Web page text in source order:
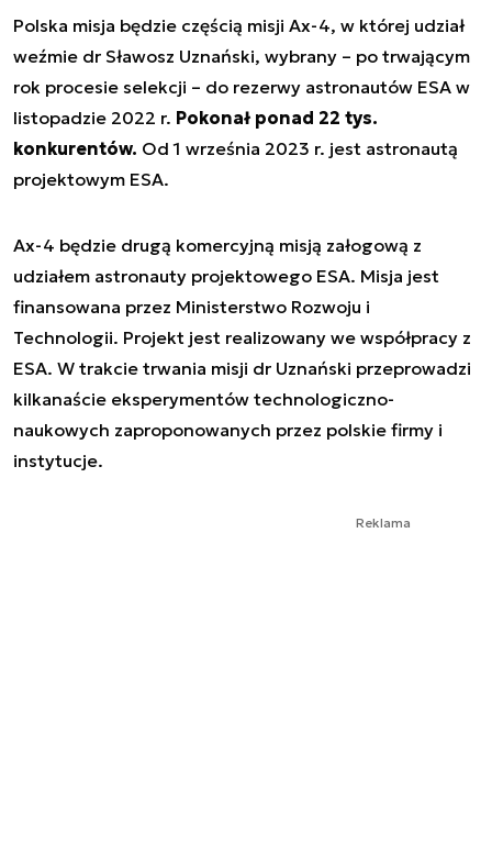
Polska misja będzie częścią misji Ax-4, w której udział
weźmie dr Sławosz Uznański, wybrany – po trwającym
rok procesie selekcji – do rezerwy astronautów ESA w
listopadzie 2022 r. Pokonał ponad 22 tys.
konkurentów. Od 1 września 2023 r. jest astronautą
projektowym ESA.
Ax-4 będzie drugą komercyjną misją załogową z
udziałem astronauty projektowego ESA. Misja jest
finansowana przez Ministerstwo Rozwoju i
Technologii. Projekt jest realizowany we współpracy z
ESA. W trakcie trwania misji dr Uznański przeprowadzi
kilkanaście eksperymentów technologiczno-
naukowych zaproponowanych przez polskie firmy i
instytucje.
Reklama